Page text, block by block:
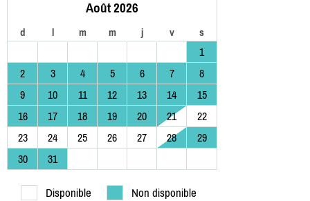
Août 2026
d l m m j v s
1
2
3 4 5 6 7
8
9
10 11 12 13 14
15
16
17 18 19 20 21
22
23
24 25 26 27 28
29
30
31
Disponible Non disponible